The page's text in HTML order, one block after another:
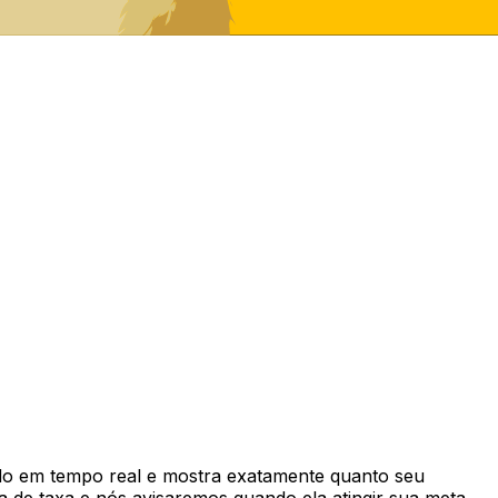
em tempo real e mostra exatamente quanto seu